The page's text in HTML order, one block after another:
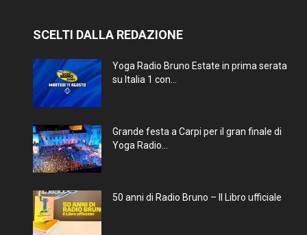
SCELTI DALLA REDAZIONE
Yoga Radio Bruno Estate in prima serata
su Italia 1 con...
Grande festa a Carpi per il gran finale di
Yoga Radio...
50 anni di Radio Bruno – Il Libro ufficiale